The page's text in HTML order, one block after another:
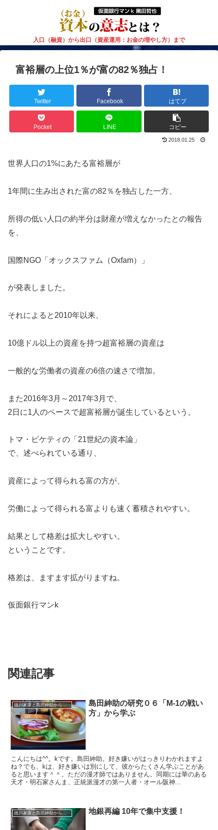
入口（融資）から出口（資産運用：お金の増やし方）まで
富裕層の上位1％が富の82％独占！
Twitter Facebook はてブ
Pocket LINE コピー
2018.01.25
世界人口の1%にあたる富裕層が
1年間に生み出された富の82％を独占した一方、
所得の低い人口の約半分は財産が増えなかったとの報告
を、
国際NGO「オックスファム（Oxfam）」
が発表しました。
それによると2010年以来、
10億ドル以上の資産を持つ超富裕層の資産は
一般的な労働者の資産の6倍の速さで増加。
また2016年3月～2017年3月で、
2日に1人のペースで超富裕層が誕生しているという。
トマ・ピケティの「21世紀の資本論」
で、述べられている通り、
資産によって得られる富の方が、
労働によって得られる富よりも速く蓄積されやすい。
結果として格差は拡大しやすい。
ということです。
格差は、ますます拡がりますね。
仮面銀行マンk
関連記事
徳川家康と島田紳助から学ぶ
島田紳助の研究０６「M-1の戦い
方」から学ぶ
こんにちは^^。kです。島田紳助。好き嫌いがはっきりわかれますよ
ね？でも、kは、好き嫌いは別にして、彼からたくさん学ぶことがあ
ると思います＾＾。ただの漫才師ではありません。同期には華のある
天才・明石家さんま、正統派漫才の第一人者・オール阪神...
徳川家康と島田紳助から学ぶ 地銀再編 10年で集中支援！